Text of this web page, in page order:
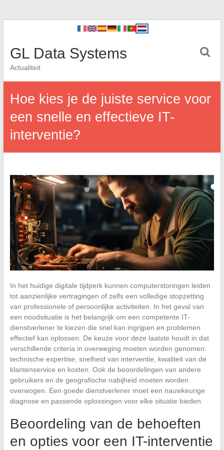
GL Data Systems
Actualiteit
Hoe kies je de juiste service voor
een snelle en effectieve IT-
interventie?
In het huidige digitale tijdperk kunnen computerstoringen leiden
tot aanzienlijke vertragingen of zelfs een volledige stopzetting
van professionele of persoonlijke activiteiten. In het geval van
een noodsituatie is het belangrijk om een competente IT-
dienstverlener te kiezen die snel kan ingrijpen en problemen
effectief kan oplossen. De keuze voor deze laatste houdt in dat
verschillende criteria in overweging moeten worden genomen:
technische expertise, snelheid van interventie, kwaliteit van de
klantenservice en kosten. Ook de beoordelingen van andere
gebruikers en de geografische nabijheid moeten worden
overwogen. Een goede dienstverlener moet een nauwkeurige
diagnose en passende oplossingen voor elke situatie bieden.
Beoordeling van de behoeften
en opties voor een IT-interventie